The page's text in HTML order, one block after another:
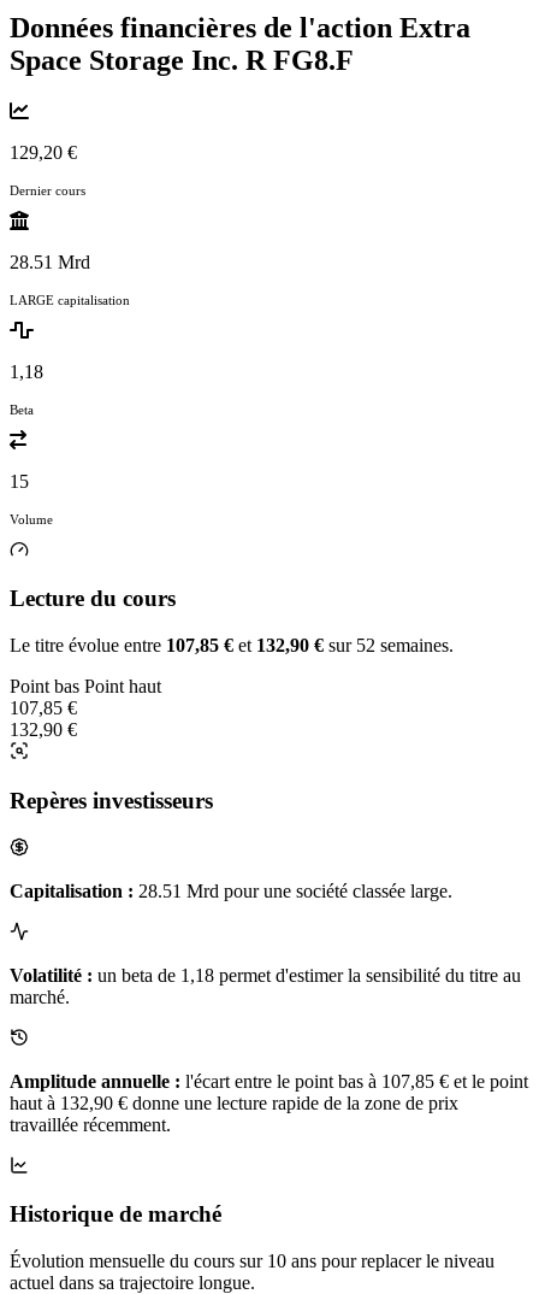
Données financières de l'action Extra
Space Storage Inc. R FG8.F
129,20 €
Dernier cours
28.51 Mrd
LARGE capitalisation
1,18
Beta
15
Volume
Lecture du cours
Le titre évolue entre 107,85 € et 132,90 € sur 52 semaines.
Point bas Point haut
107,85 €
132,90 €
Repères investisseurs
Capitalisation : 28.51 Mrd pour une société classée large.
Volatilité : un beta de 1,18 permet d'estimer la sensibilité du titre au
marché.
Amplitude annuelle : l'écart entre le point bas à 107,85 € et le point
haut à 132,90 € donne une lecture rapide de la zone de prix
travaillée récemment.
Historique de marché
Évolution mensuelle du cours sur 10 ans pour replacer le niveau
actuel dans sa trajectoire longue.